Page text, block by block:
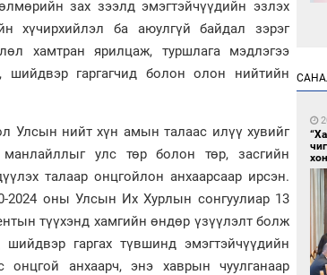
зах зээлд эмэгтэйчүүдийн эзлэх
хүчирхийлэл ба аюулгүй байдал зэрэг
хамтран ярилцаж, туршлага мэдлэгээ
шийдвэр гаргагчид болон олон нийтийн
Улсын нийт хүн амын талаас илүү хувийг
улс төр болон төр, засгийн
талаар онцгойлон анхаарсаар ирсэн.
2024 оны Улсын Их Хурлын сонгуулиар 13
түүхэнд хамгийн өндөр үзүүлэлт болж
гаргах түвшинд эмэгтэйчүүдийн
анхаарч, энэ хаврын чуулганаар